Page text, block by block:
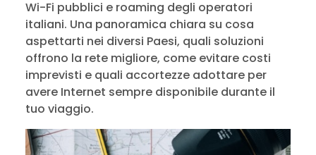
Wi-Fi pubblici e roaming degli operatori
italiani. Una panoramica chiara su cosa
aspettarti nei diversi Paesi, quali soluzioni
offrono la rete migliore, come evitare costi
imprevisti e quali accortezze adottare per
avere Internet sempre disponibile durante il
tuo viaggio.